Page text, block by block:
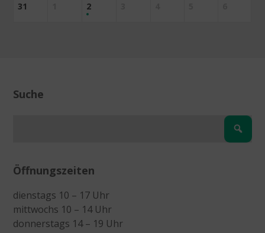
31 2
Suche
Öffnungszeiten
dienstags 10 – 17 Uhr
mittwochs 10 – 14 Uhr
donnerstags 14 – 19 Uhr